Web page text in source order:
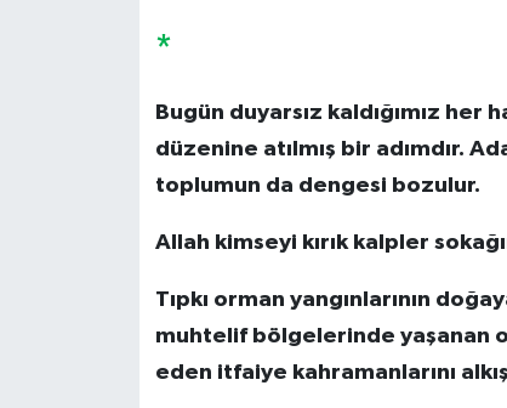
*
Bugün duyarsız kaldığımız her
düzenine atılmış bir adımdır.
toplumun da dengesi bozulur.
Allah kimseyi kırık kalpler
Tıpkı orman yangınlarının
muhtelif bölgelerinde yaşanan
eden itfaiye kahramanlarını